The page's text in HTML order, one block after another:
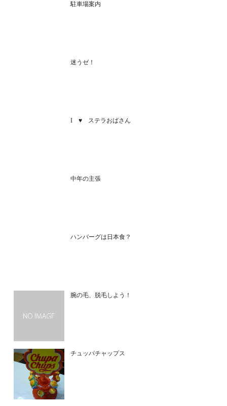
駐車場案内
迷うゼ！
I ♥ ステラおばさん
中年の主張
ハンバーグは日本食？
腕の毛、脱毛しよう！
チュッパチャップス